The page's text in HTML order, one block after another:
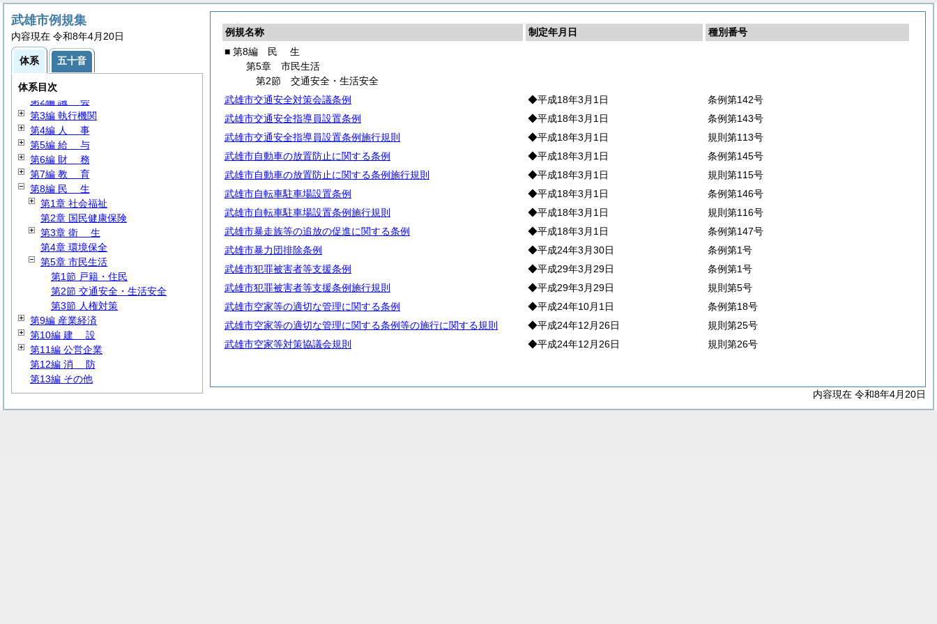
例規名称 制定年月日
種別番号
■ 第8編
民 生
第5章 市民生活
第2節 交通安全・生活安全
武雄市交通安全対策会議条例
◆平成18年3月1日
条例第142号
武雄市交通安全指導員設置条例
◆平成18年3月1日
条例第143号
武雄市交通安全指導員設置条例施行規則
◆平成18年3月1日
規則第113号
武雄市自動車の放置防止に関する条例
◆平成18年3月1日
条例第145号
武雄市自動車の放置防止に関する条例施行規則
◆平成18年3月1日
規則第115号
武雄市自転車駐車場設置条例
◆平成18年3月1日
条例第146号
武雄市自転車駐車場設置条例施行規則
◆平成18年3月1日
規則第116号
武雄市暴走族等の追放の促進に関する条例
◆平成18年3月1日
条例第147号
武雄市暴力団排除条例
◆平成24年3月30日
条例第1号
武雄市犯罪被害者等支援条例
◆平成29年3月29日
条例第1号
武雄市犯罪被害者等支援条例施行規則
◆平成29年3月29日
規則第5号
武雄市空家等の適切な管理に関する条例
◆平成24年10月1日
条例第18号
武雄市空家等の適切な管理に関する条例等の施行に関する規則
◆平成24年12月26日
規則第25号
武雄市空家等対策協議会規則
◆平成24年12月26日 規則第26号
内容現在 令和8年4月20日
武雄市例規集
内容現在 令和8年4月20日
体系 五十音
体系目次
第1編
第2編 議 会
第3編 執行機関
第4編 人 事
第5編 給 与
第6編 財 務
第7編 教 育
第8編 民 生
第1章 社会福祉
第2章 国民健康保険
第3章 衛 生
第4章 環境保全
第5章 市民生活
第1節 戸籍・住民
第2節 交通安全・生活安全
第3節 人権対策
第9編 産業経済
第10編 建 設
第11編 公営企業
第12編 消 防
第13編 その他